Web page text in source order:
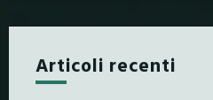
Articoli recenti